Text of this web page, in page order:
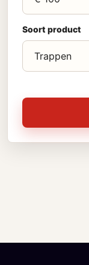
Soort product